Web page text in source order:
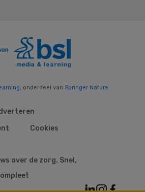
, onderdeel van Springer Nature
Cookies
over de zorg. Snel,